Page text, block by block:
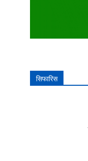
सिफारिस